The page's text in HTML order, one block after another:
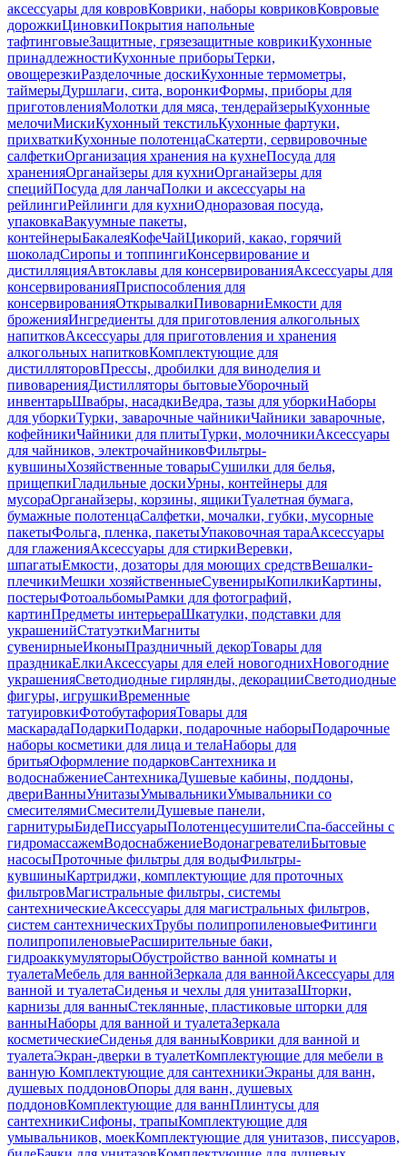
аксессуары для ковровКоврики, наборы ковриковКовровые
дорожкиЦиновкиПокрытия напольные
тафтинговыеЗащитные, грязезащитные коврикиКухонные
принадлежностиКухонные приборыТерки,
овощерезкиРазделочные доскиКухонные термометры,
таймерыДуршлаги, сита, воронкиФормы, приборы для
приготовленияМолотки для мяса, тендерайзерыКухонные
мелочиМискиКухонный текстильКухонные фартуки,
прихваткиКухонные полотенцаСкатерти, сервировочные
салфеткиОрганизация хранения на кухнеПосуда для
храненияОрганайзеры для кухниОрганайзеры для
специйПосуда для ланчаПолки и аксессуары на
рейлингиРейлинги для кухниОдноразовая посуда,
упаковкаВакуумные пакеты,
контейнерыБакалеяКофеЧайЦикорий, какао, горячий
шоколадСиропы и топпингиКонсервирование и
дистилляцияАвтоклавы для консервированияАксессуары для
консервированияПриспособления для
консервированияОткрывалкиПивоварниЕмкости для
броженияИнгредиенты для приготовления алкогольных
напитковАксессуары для приготовления и хранения
алкогольных напитковКомплектующие для
дистилляторовПрессы, дробилки для виноделия и
пивоваренияДистилляторы бытовыеУборочный
инвентарьШвабры, насадкиВедра, тазы для уборкиНаборы
для уборкиТурки, заварочные чайникиЧайники заварочные,
кофейникиЧайники для плитыТурки, молочникиАксессуары
для чайников, электрочайниковФильтры-
кувшиныХозяйственные товарыСушилки для белья,
прищепкиГладильные доскиУрны, контейнеры для
мусораОрганайзеры, корзины, ящикиТуалетная бумага,
бумажные полотенцаСалфетки, мочалки, губки, мусорные
пакетыФольга, пленка, пакетыУпаковочная тараАксессуары
для глаженияАксессуары для стиркиВеревки,
шпагатыЕмкости, дозаторы для моющих средствВешалки-
плечикиМешки хозяйственныеСувенирыКопилкиКартины,
постерыФотоальбомыРамки для фотографий,
картинПредметы интерьераШкатулки, подставки для
украшенийСтатуэткиМагниты
сувенирныеИконыПраздничный декорТовары для
праздникаЕлкиАксессуары для елей новогоднихНовогодние
украшенияСветодиодные гирлянды, декорацииСветодиодные
фигуры, игрушкиВременные
татуировкиФотобутафорияТовары для
маскарадаПодаркиПодарки, подарочные наборыПодарочные
наборы косметики для лица и телаНаборы для
бритьяОформление подарковСантехника и
водоснабжениеСантехникаДушевые кабины, поддоны,
двериВанныУнитазыУмывальникиУмывальники со
смесителямиСмесителиДушевые панели,
гарнитурыБидеПиссуарыПолотенцесушителиСпа-бассейны с
гидромассажемВодоснабжениеВодонагревателиБытовые
насосыПроточные фильтры для водыФильтры-
кувшиныКартриджи, комплектующие для проточных
фильтровМагистральные фильтры, системы
сантехническиеАксессуары для магистральных фильтров,
систем сантехническихТрубы полипропиленовыеФитинги
полипропиленовыеРасширительные баки,
гидроаккумуляторыОбустройство ванной комнаты и
туалетаМебель для ваннойЗеркала для ваннойАксессуары для
ванной и туалетаСиденья и чехлы для унитазаШторки,
карнизы для ванныСтеклянные, пластиковые шторки для
ванныНаборы для ванной и туалетаЗеркала
косметическиеСиденья для ванныКоврики для ванной и
туалетаЭкран-дверки в туалетКомплектующие для мебели в
ванную Комплектующие для сантехникиЭкраны для ванн,
душевых поддоновОпоры для ванн, душевых
поддоновКомплектующие для ваннПлинтусы для
сантехникиСифоны, трапыКомплектующие для
умывальников, моекКомплектующие для унитазов, писсуаров,